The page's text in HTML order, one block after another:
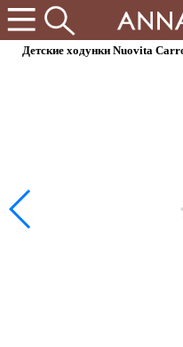
Детские ходунки Nuovita